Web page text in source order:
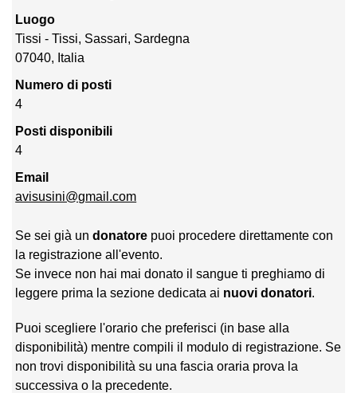
Luogo
Tissi - Tissi, Sassari, Sardegna
07040, Italia
Numero di posti
4
Posti disponibili
4
Email
avisusini@gmail.com
Se sei già undonatore puoi procedere direttamente con
la registrazione all'evento.
Se invece non hai mai donato il sangue ti preghiamo di
leggere prima la sezione dedicata ai nuovi donatori.
Puoi scegliere l'orario che preferisci (in base alla
disponibilità) mentre compili il modulo di registrazione. Se
non trovi disponibilità su una fascia oraria prova la
successiva o la precedente.